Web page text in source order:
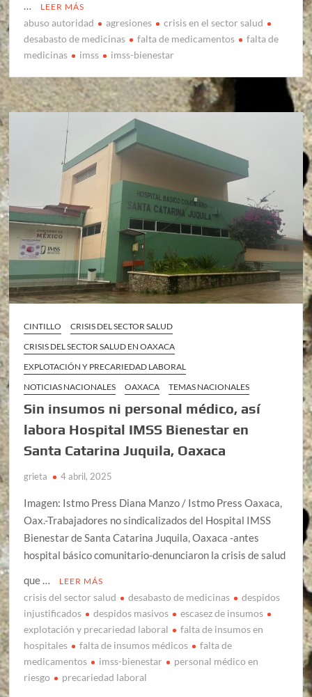
LEER MÁS
abuso autoridad agresiones
crisis en el sector salud
desabasto de medicinas
falta de medicamentos
falta de
medicinas
imss imss-bienestar
CINTILLO
CRISIS DEL SECTOR SALUD
CRISIS DEL SECTOR SALUD EN OAXACA
EXPLOTACIÓN Y PRECARIEDAD LABORAL
NOTICIAS NACIONALES
OAXACA TEMAS NACIONALES
Sin insumos ni personal médico, así
labora Hospital IMSS Bienestar en
Santa Catarina Juquila, Oaxaca
grieta 4 abril, 2025
Imagen: Istmo Press Diana Manzo / Istmo Press Oaxaca,
Oax.-Trabajadores no sindicalizados del Hospital IMSS
Bienestar de Santa Catarina Juquila, Oaxaca -antes
hospital básico comunitario-denunciaron la crisis de salud
que …
LEER MÁS
crisis del sector salud desabasto de medicinas
despidos
injustificados
despidos masivos
escasez de insumos
explotación y precariedad laboral
falta de insumos en
hospitales
falta de insumos médicos
falta de
medicamentos
imss-bienestar
personal médico en
riesgo
precariedad laboral